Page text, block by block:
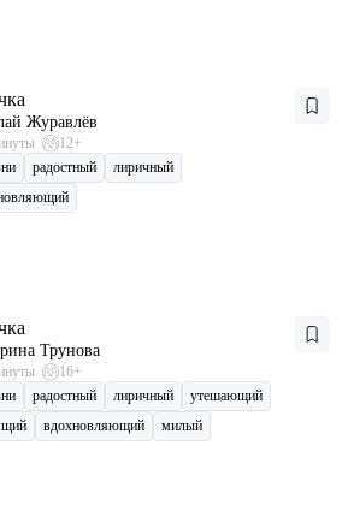
Журавлёв
12+
радостный
лиричный
Трунова
16+
радостный лиричный
утешающий
вдохновляющий милый